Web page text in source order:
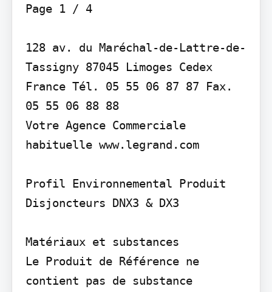
Page 1 / 4
128 av. du Maréchal-de-Lattre-de-
Tassigny 87045 Limoges Cedex
France Tél. 05 55 06 87 87 Fax.
05 55 06 88 88
Votre Agence Commerciale
habituelle www.legrand.com
Profil Environnemental Produit
Disjoncteurs DNX3 & DX3
Matériaux et substances
Le Produit de Référence ne
contient pas de substance